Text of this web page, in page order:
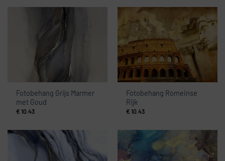
Fotobehang Grijs Marmer
met Goud
€ 10.43
Fotobehang Romeinse
Rijk
€ 10.43